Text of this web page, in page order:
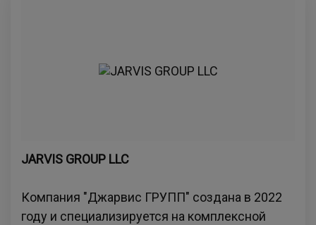
JARVIS GROUP LLC
Компания "Джарвис ГРУПП" создана в 2022
году и специализируется на комплексной